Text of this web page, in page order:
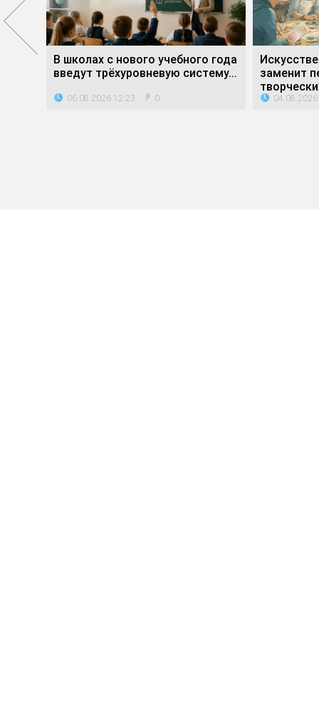
В школах с нового учебного года
введут трёхуровневую систему...
06.08.2026 12:23 0
заменит